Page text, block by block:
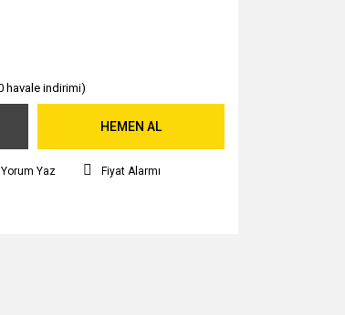
havale indirimi)
HEMEN AL
Yorum Yaz Fiyat Alarmı